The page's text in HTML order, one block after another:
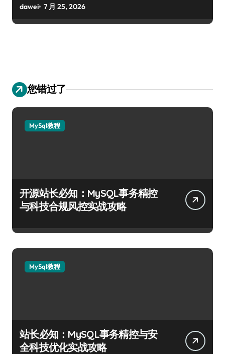
dawei 7 月 25, 2026
您错过了
MySql教程
开源站长必知：MySQL事务精控
与科技合规风控实战攻略
MySql教程
站长必知：MySQL事务精控与安
全科技优化实战攻略